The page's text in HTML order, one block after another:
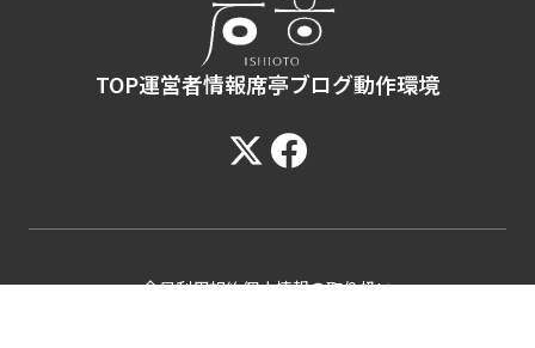
TOP運営者情報席亭ブログ動作環境
会員利用規約個人情報の取り扱い